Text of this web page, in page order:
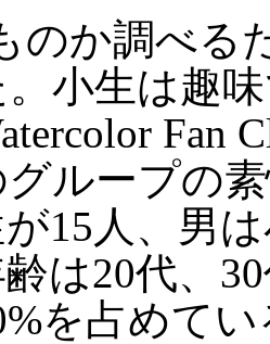
のか調べる
。小生は趣
Fan
ループの
15 人、男
は20代、 30
を占めてい